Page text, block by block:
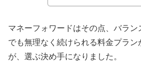
マネーフォワードはその点、バラ
でも無理なく続けられる料金プラ
が、選ぶ決め手になりました。